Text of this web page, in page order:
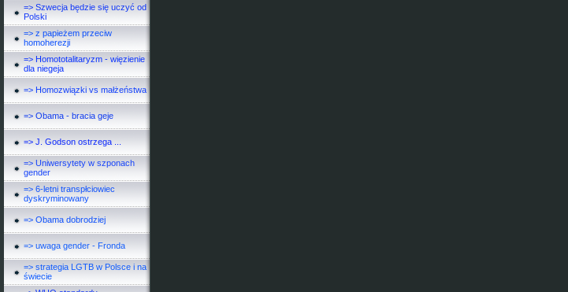
=> Szwecja będzie się uczyć od
Polski
=> z papieżem przeciw
homoherezji
=> Homototalitaryzm - więzienie
dla niegeja
=> Homozwiązki vs małżeństwa
=> Obama - bracia geje
=> J. Godson ostrzega ...
=> Uniwersytety w szponach
gender
=> 6-letni transpłciowiec
dyskryminowany
=> Obama dobrodziej
=> uwaga gender - Fronda
=> strategia LGTB w Polsce i na
świecie